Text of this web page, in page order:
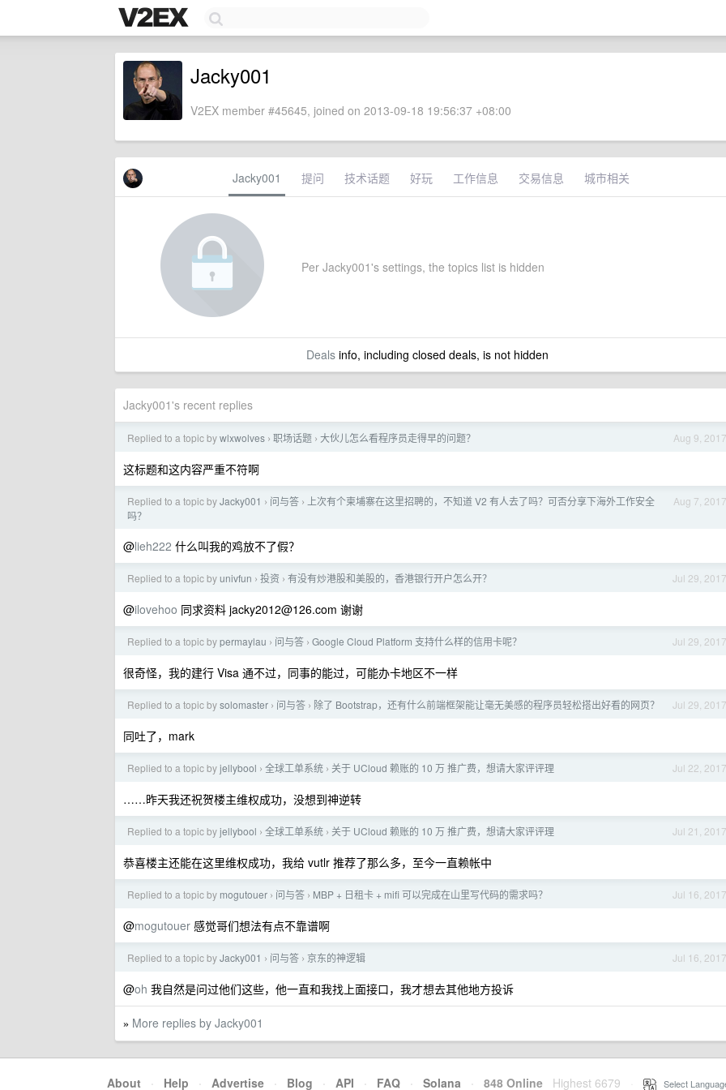
Jacky001
V2EX member #45645, joined on 2013-09-18 19:56:37 +08:00
Jacky001 提问 技术话题 好玩 工作信息 交易信息 城市相关
Per Jacky001's settings, the topics list is hidden
Dealsinfo, including closed deals, is not hidden
Jacky001's recent replies
Aug 9, 2017
Replied to a topic bywlxwolves › 职场话题 › 大伙儿怎么看程序员走得早的问题？
这标题和这内容严重不符啊
Aug 7, 2017
Replied to a topic byJacky001 › 问与答 ›
上次有个柬埔寨在这里招聘的，不知道 V2 有人去了吗？可否分享下海外工作安全
吗？
@lieh222 什么叫我的鸡放不了假？
Jul 29, 2017
Replied to a topic byunivfun › 投资 › 有没有炒港股和美股的，香港银行开户怎么开？
@ilovehoo 同求资料 jacky2012@126.com 谢谢
Jul 29, 2017
Replied to a topic bypermaylau › 问与答 › Google Cloud Platform 支持什么样的信用卡呢？
很奇怪，我的建行 Visa 通不过，同事的能过，可能办卡地区不一样
Jul 29, 2017
Replied to a topic bysolomaster › 问与答 › 除了 Bootstrap，还有什么前端框架能让毫无美感的程序员轻松搭出好看的网页？
同吐了，mark
Jul 22, 2017
Replied to a topic byjellybool › 全球工单系统 › 关于 UCloud 赖账的 10 万 推广费，想请大家评评理
……昨天我还祝贺楼主维权成功，没想到神逆转
Jul 21, 2017
Replied to a topic byjellybool › 全球工单系统 › 关于 UCloud 赖账的 10 万 推广费，想请大家评评理
恭喜楼主还能在这里维权成功，我给 vutlr 推荐了那么多，至今一直赖帐中
Jul 16, 2017
Replied to a topic by mogutouer › 问与答 › MBP + 日租卡 + mifi 可以完成在山里写代码的需求吗？
@mogutouer 感觉哥们想法有点不靠谱啊
Jul 16, 2017
Replied to a topic byJacky001 › 问与答 › 京东的神逻辑
@oh 我自然是问过他们这些，他一直和我找上面接口，我才想去其他地方投诉
» More replies by Jacky001
About · Help · Advertise · Blog · API · FAQ · Solana · 848 Online Highest 6679 Select